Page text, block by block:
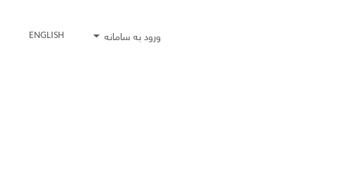
ورود به سامانه ENGLISH